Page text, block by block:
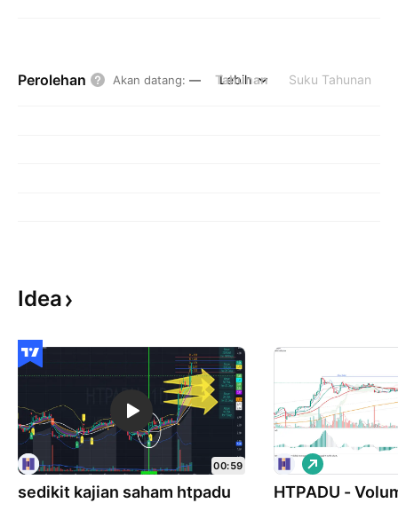
Perolehan Akan datang: — Tahunan Suku Tahunan
Lebih
Idea
sedikit kajian saham htpadu
00:59
HTPADU -
P
a
n